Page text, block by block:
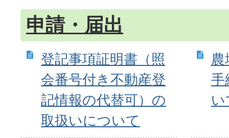
申請・届出
登記事項証明書（照
会番号付き不動産登
記情報の代替可）の
取扱いについて
手
い